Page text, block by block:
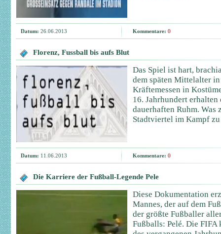
Datum: 26.06.2013 Kommentare: 0
Florenz, Fussball bis aufs Blut
Das Spiel ist hart,
dem späten Mittelalter
Kräftemessen in
16. Jahrhundert
dauerhaften Ruhm. Was
Stadtviertel im Kampf
Datum: 11.06.2013 Kommentare: 0
Die Karriere der Fußball-Legende Pele
Diese Dokumentation
Mannes, der auf dem
der größte Fußballer
Fußballs: Pelé. Die